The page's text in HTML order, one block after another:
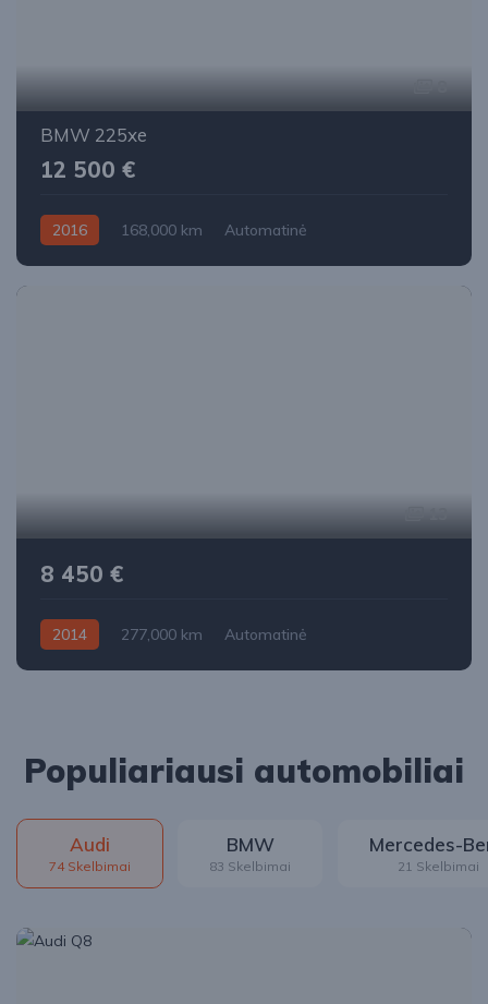
BMW 225xe
12 500 €
2016 168,000 km
Automatinė
8 450 €
2014 277,000 km
Automatinė
Populiariausi automobiliai
Audi
74 Skelbimai
BMW
83 Skelbimai
Mercedes-
21 Skelbimai